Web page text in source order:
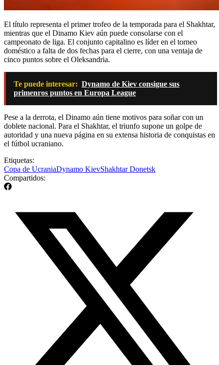
El título representa el primer trofeo de la temporada para el Shakhtar,
mientras que el Dinamo Kiev aún puede consolarse con el
campeonato de liga. El conjunto capitalino es líder en el torneo
doméstico a falta de dos fechas para el cierre, con una ventaja de
cinco puntos sobre el Oleksandria.
Te puede interesar: Dynamo de Kiev consigue sus
primenros puntos en Europa League
Pese a la derrota, el Dinamo aún tiene motivos para soñar con un
doblete nacional. Para el Shakhtar, el triunfo supone un golpe de
autoridad y una nueva página en su extensa historia de conquistas en
el fútbol ucraniano.
Etiquetas:
Copa de UcraniaDynamo KievShakhtar Donetsk
Compartidos: